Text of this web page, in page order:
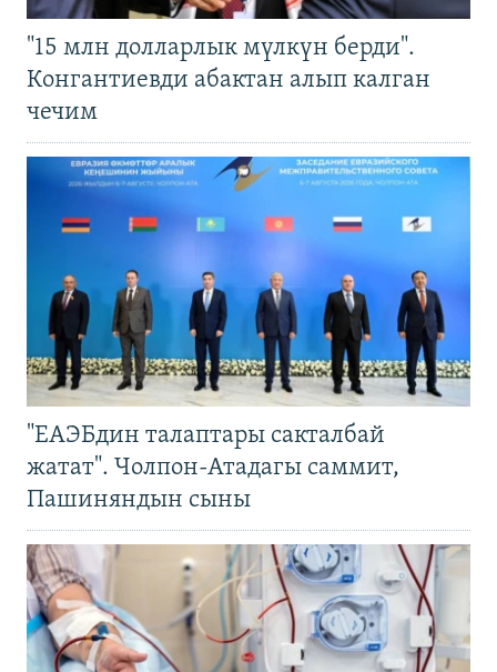
"15 млн долларлык мүлкүн берди".
Конгантиевди абактан алып калган
чечим
"ЕАЭБдин талаптары сакталбай
жатат". Чолпон-Атадагы саммит,
Пашиняндын сыны